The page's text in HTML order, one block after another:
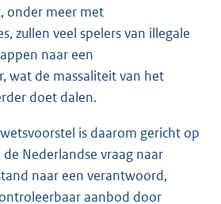
onder meer met
zullen veel spelers van illegale
naar een
wat de massaliteit van het
doet dalen.
is daarom gericht op
Nederlandse vraag naar
naar een verantwoord,
aanbod door